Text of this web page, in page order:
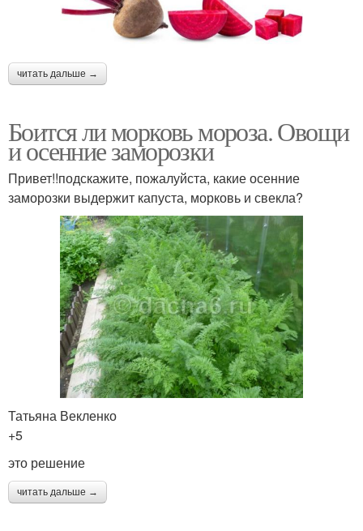
читать дальше →
Боится ли морковь мороза. Овощи
и осенние заморозки
Привет!!подскажите, пожалуйста, какие осенние
заморозки выдержит капуста, морковь и свекла?
Татьяна Векленко
+5
это решение
читать дальше →